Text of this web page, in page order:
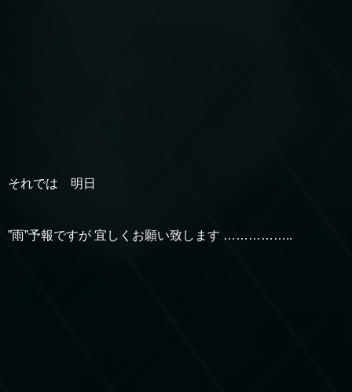
それでは 明日
”雨”予報ですが 宜しくお願い致します ……………..